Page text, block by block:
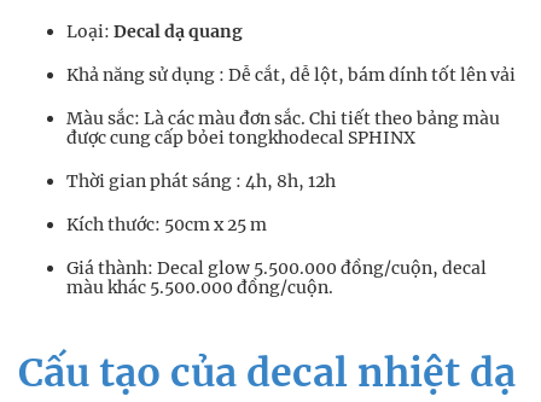
Loại: Decal dạ quang
Khả năng sử dụng : Dễ cắt, dễ lột, bám dính tốt lên vải
Màu sắc: Là các màu đơn sắc. Chi tiết theo bảng màu
được cung cấp bỏei tongkhodecal SPHINX
Thời gian phát sáng : 4h, 8h, 12h
Kích thước: 50cm x 25 m
Giá thành: Decal glow 5.500.000 đồng/cuộn, decal
màu khác 5.500.000 đồng/cuộn.
Cấu tạo của decal nhiệt dạ